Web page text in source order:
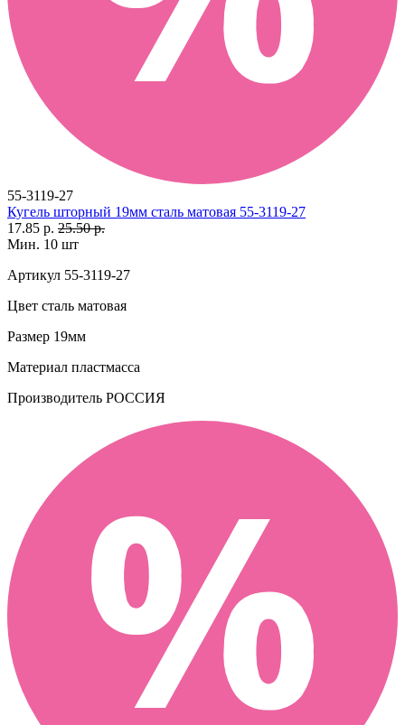
55-3119-27
Кугель шторный 19мм сталь матовая 55-3119-27
17.85 р. 25.50 р.
Мин. 10 шт
Артикул 55-3119-27
Цвет сталь матовая
Размер 19мм
Материал пластмасса
Производитель РОССИЯ